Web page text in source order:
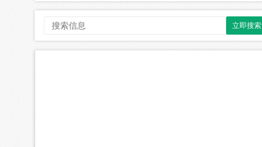
立即搜索